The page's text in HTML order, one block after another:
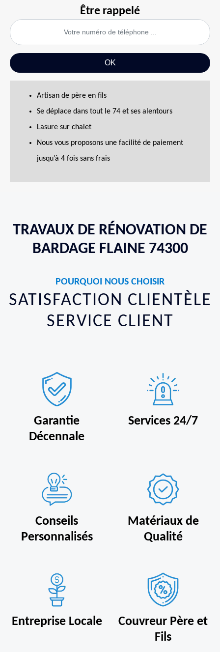
Être rappelé
Artisan de père en fils
Se déplace dans tout le 74 et ses alentours
Lasure sur chalet
Nous vous proposons une facilité de paiement
jusqu’à 4 fois sans frais
TRAVAUX DE RÉNOVATION DE
BARDAGE FLAINE 74300
POURQUOI NOUS CHOISIR
SATISFACTION CLIENTÈLE
SERVICE CLIENT
Garantie
Décennale
Services 24/7
Conseils
Personnalisés
Matériaux de
Qualité
Entreprise Locale
Couvreur Père et
Fils